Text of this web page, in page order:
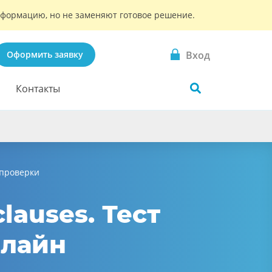
но не заменяют готовое решение.
Оформить заявку Вход
Контакты
Тест